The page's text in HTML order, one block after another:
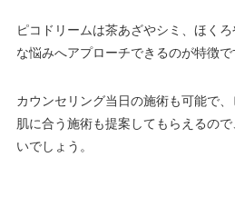
ピコドリームは茶あざやシミ、ほく
な悩みへアプローチできるのが特徴で
カウンセリング当日の施術も可能で
肌に合う施術も提案してもらえるの
いでしょう。